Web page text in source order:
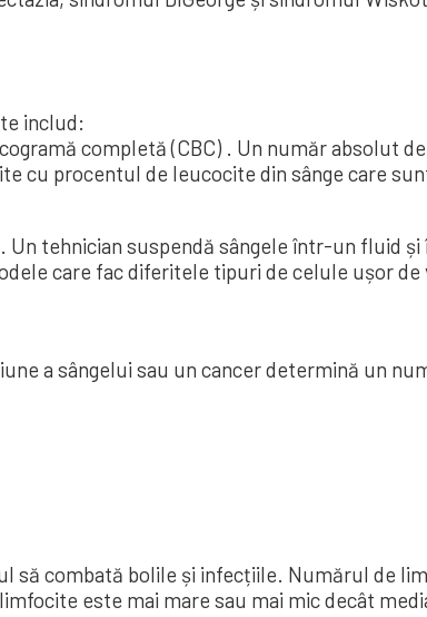
includ:
completă (CBC) . Un număr absolut
cu procentul de leucocite din sânge care
tehnician suspendă sângele într-un fluid
care fac diferitele tipuri de celule ușor de
a sângelui sau un cancer determină un
să combată bolile și infecțiile. Numărul de
este mai mare sau mai mic decât